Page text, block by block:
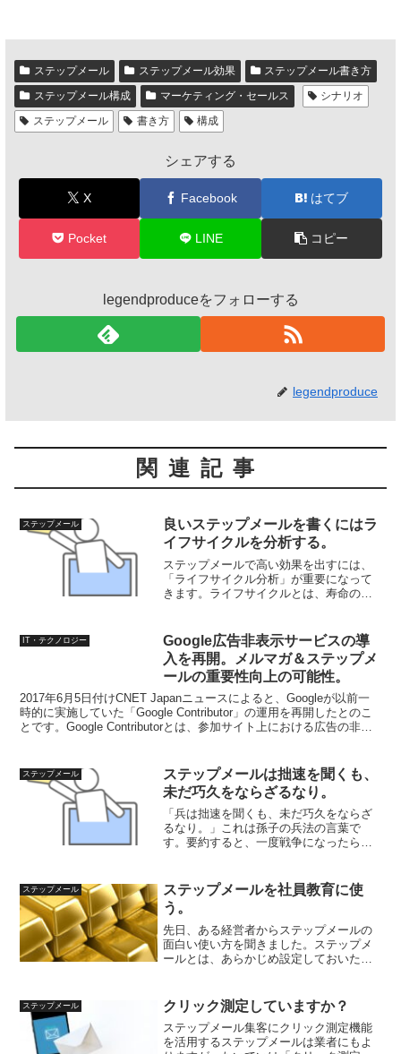
ステップメール ステップメール効果
ステップメール書き方
ステップメール構成
マーケティング・セールス
シナリオ
ステップメール
書き方 構成
シェアする
X Facebook はてブ
Pocket LINE コピー
legendproduceをフォローする
legendproduce
関連記事
ステップメール
良いステップメールを書くにはラ
イフサイクルを分析する。
ステップメールで高い効果を出すには、
「ライフサイクル分析」が重要になって
きます。ライフサイクルとは、寿命のよ
するか？を知っておくと、良いステップ
メールの書き方ができます...
IT・テクノロジー
Google広告非表示サービスの導
入を再開。メルマガ＆ステップメ
ールの重要性向上の可能性。
2017年6月5日付けCNET Japanニュースによると、Googleが以前一
時的に実施していた「Google Contributor」の運用を再開したとのこ
とです。Google Contributorとは、参加サイト上における広告の非
ステップメール
ステップメールは拙速を聞くも、
未だ巧久をならざるなり。
「兵は拙速を聞くも、未だ巧久をならざ
るなり。」これは孫子の兵法の言葉で
す。要約すると、一度戦争になったら早
す。なぜ、早く決着をつけたほうがいい
のか？理由は持久戦に持ち込ん...
ステップメール
ステップメールを社員教育に使
う。
先日、ある経営者からステップメールの
面白い使い方を聞きました。ステップメ
ールとは、あらかじめ設定しておいたシ
日後、7日後に配信するメールを設定して
おくのです。そうす...
ステップメール クリック測定していますか？
ステップメール集客にクリック測定機能
を活用するステップメールは業者にもよ